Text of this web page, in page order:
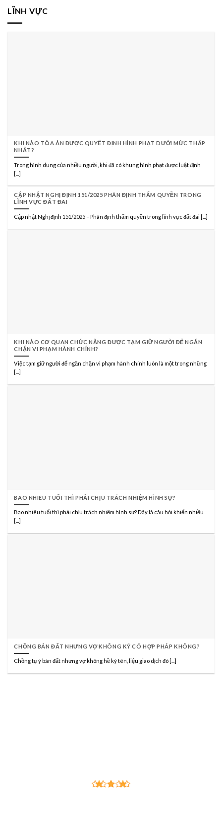
LĨNH VỰC
KHI NÀO TÒA ÁN ĐƯỢC QUYẾT ĐỊNH HÌNH PHẠT DƯỚI MỨC THẤP
NHẤT?
Trong hình dung của nhiều người, khi đã có khung hình phạt được luật định
[...]
CẬP NHẬT NGHỊ ĐỊNH 151/2025 PHÂN ĐỊNH THẨM QUYỀN TRONG
LĨNH VỰC ĐẤT ĐAI
Cập nhật Nghị định 151/2025 – Phân định thẩm quyền trong lĩnh vực đất đai [...]
KHI NÀO CƠ QUAN CHỨC NĂNG ĐƯỢC TẠM GIỮ NGƯỜI ĐỂ NGĂN
CHẶN VI PHẠM HÀNH CHÍNH?
Việc tạm giữ người để ngăn chặn vi phạm hành chính luôn là một trong những
[...]
BAO NHIÊU TUỔI THÌ PHẢI CHỊU TRÁCH NHIỆM HÌNH SỰ?
Bao nhiêu tuổi thì phải chịu trách nhiệm hình sự? Đây là câu hỏi khiến nhiều
[...]
CHỒNG BÁN ĐẤT NHƯNG VỢ KHÔNG KÝ CÓ HỢP PHÁP KHÔNG?
Chồng tự ý bán đất nhưng vợ không hề ký tên, liệu giao dịch đó [...]